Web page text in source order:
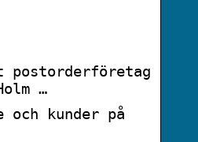
postorderföretag
…
kunder på